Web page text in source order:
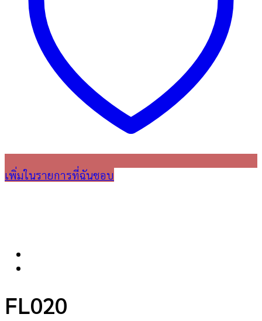
เพิ่มในรายการที่ฉันชอบ
FL020